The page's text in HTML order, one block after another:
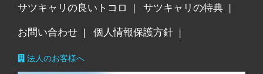
サツキャリの良いトコロ
サツキャリの特典
お問い合わせ
個人情報保護方針
法人のお客様へ